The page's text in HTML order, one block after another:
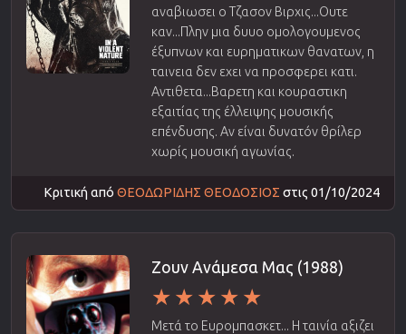
αναβιωσει ο Τζασον Βιρχις...Ουτε
καν...Πλην μια δυυο ομολογουμενος
έξυπνων και ευρηματικων θανατων, η
ταινεια δεν εχει να προσφερει κατι.
Αντιθετα...Βαρετη και κουραστικη
εξαιτίας της έλλειψης μουσικής
επένδυσης. Αν είναι δυνατόν θρίλερ
χωρίς μουσική αγωνίας.
Κριτική από ΘΕΟΔΩΡΙΔΗΣ ΘΕΟΔΟΣΙΟΣ στις 01/10/2024
Ζουν Ανάμεσα Μας (1988)
Μετά το Ευρομπασκετ... Η ταινία αξιζει